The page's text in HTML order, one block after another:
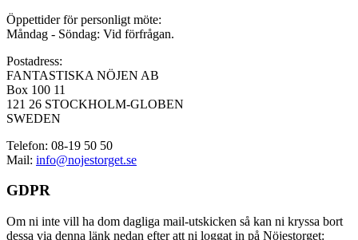
Öppettider för personligt möte:
Måndag - Söndag: Vid förfrågan.
Postadress:
FANTASTISKA NÖJEN AB
Box 100 11
121 26 STOCKHOLM-GLOBEN
SWEDEN
Telefon: 08-19 50 50
Mail: info@nojestorget.se
GDPR
Om ni inte vill ha dom dagliga mail-utskicken så kan ni kryssa bort
dessa via denna länk nedan efter att ni loggat in på Nöjestorget: